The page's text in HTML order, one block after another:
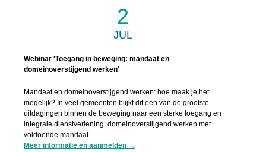
2
JUL
Webinar 'Toegang in beweging: mandaat en
domeinoverstijgend werken'
Mandaat en domeinoverstijgend werken: hoe maak je het
mogelijk? In veel gemeenten blijkt dit een van de grootste
uitdagingen binnen de beweging naar een sterke toegang en
integrale dienstverlening: domeinoverstijgend werken mét
voldoende mandaat.
Meer informatie en aanmelden →